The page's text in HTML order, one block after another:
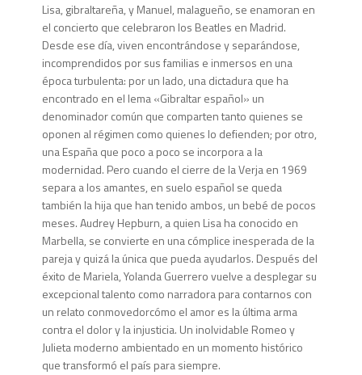
Lisa, gibraltareña, y Manuel, malagueño, se enamoran en
el concierto que celebraron los Beatles en Madrid.
Desde ese día, viven encontrándose y separándose,
incomprendidos por sus familias e inmersos en una
época turbulenta: por un lado, una dictadura que ha
encontrado en el lema «Gibraltar español» un
denominador común que comparten tanto quienes se
oponen al régimen como quienes lo defienden; por otro,
una España que poco a poco se incorpora a la
modernidad. Pero cuando el cierre de la Verja en 1969
separa a los amantes, en suelo español se queda
también la hija que han tenido ambos, un bebé de pocos
meses. Audrey Hepburn, a quien Lisa ha conocido en
Marbella, se convierte en una cómplice inesperada de la
pareja y quizá la única que pueda ayudarlos. Después del
éxito de Mariela, Yolanda Guerrero vuelve a desplegar su
excepcional talento como narradora para contarnos con
un relato conmovedorcómo el amor es la última arma
contra el dolor y la injusticia. Un inolvidable Romeo y
Julieta moderno ambientado en un momento histórico
que transformó el país para siempre.